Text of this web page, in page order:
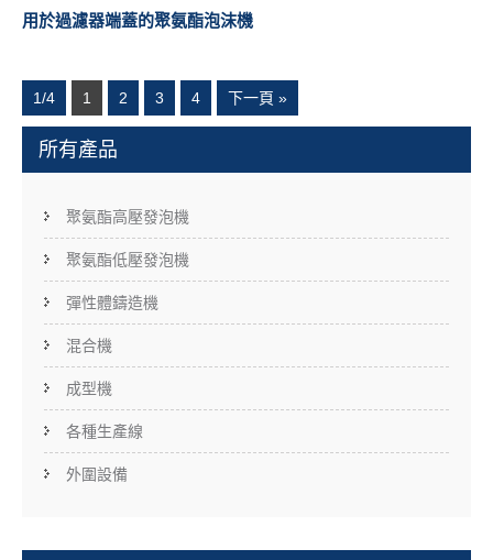
用於過濾器端蓋的聚氨酯泡沫機
1/4 1 2 3 4 下一頁 »
所有產品
聚氨酯高壓發泡機
聚氨酯低壓發泡機
彈性體鑄造機
混合機
成型機
各種生產線
外圍設備